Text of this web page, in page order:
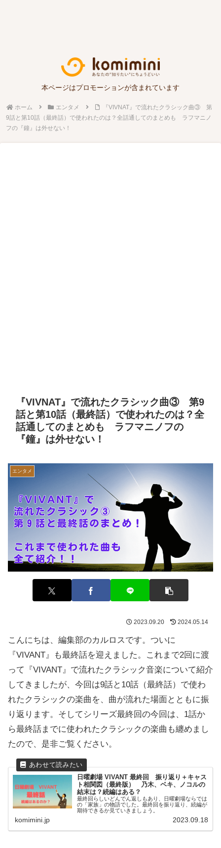
本ページはプロモーションが含まれています
ホーム エンタメ
『VIVNAT』で流れたクラシック曲③ 第
9話と第10話（最終話）で使われたのは？全話通してのまとめも ラフマニノ
フの『鐘』は外せない！
『VIVNAT』で流れたクラシック曲③ 第9
話と第10話（最終話）で使われたのは？全
話通してのまとめも ラフマニノフの
『鐘』は外せない！
エンタメ
2023.09.20 2024.05.14
こんにちは、編集部のカルロスです。ついに
『VIVANT』も最終話を迎えました。これまで2回に渡
って『VIVANT』で流れたクラシック音楽について紹介
してきましたが、今回は9話と10話（最終話）で使わ
れたクラシックの楽曲を、曲が流れた場面とともに振
り返ります。そしてシリーズ最終回の今回は、1話か
ら最終話までに使われたクラシックの楽曲も纏めまし
たので、是非ご覧ください。
日曜劇場 VIVANT 最終回 振り返り＋キャス
ト相関図（最終版） 乃木、ベキ、ノコルの
結末は？続編はある？
最終回らしいどんでん返しもあり、日曜劇場ならでは
の「家族」の物語でした。最終回を振り返り、続編が
期待できるか見ていきましょう。
komimini.jp 2023.09.18